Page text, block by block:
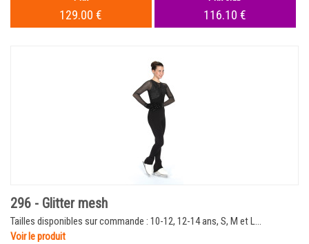
129.00 € 116.10 €
296 - Glitter mesh
Tailles disponibles sur commande : 10-12, 12-14 ans, S, M et L...
Voir le produit